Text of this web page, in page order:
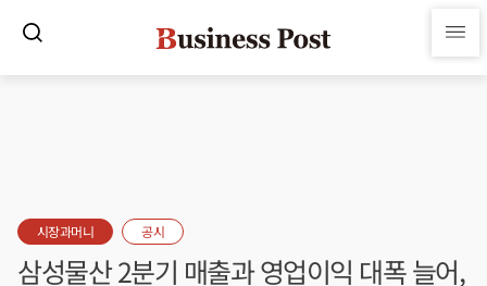
시장과머니 공시
삼성물산 2분기 매출과 영업이익 대폭 늘어,